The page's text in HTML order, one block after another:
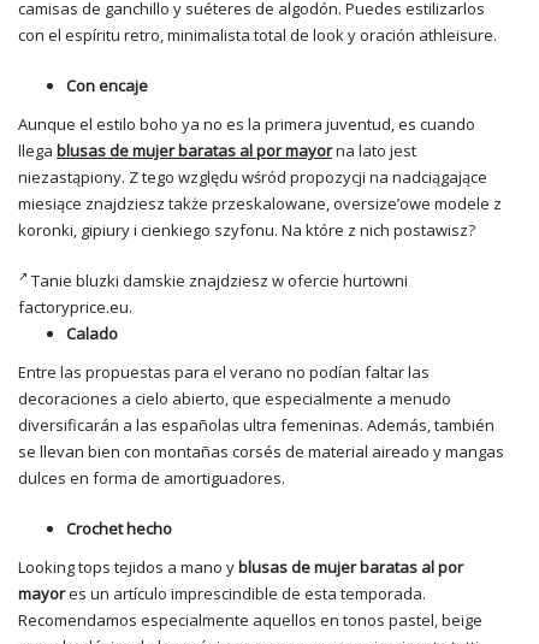
camisas de ganchillo y suéteres de algodón. Puedes estilizarlos
con el espíritu retro, minimalista total de look y oración athleisure.
Con encaje
Aunque el estilo boho ya no es la primera juventud, es cuando
llega blusas de mujer baratas al por mayorna lato jest
niezastąpiony. Z tego względu wśród propozycji na nadciągające
miesiące znajdziesz także przeskalowane, oversize’owe modele z
koronki, gipiury i cienkiego szyfonu. Na które z nich postawisz?
Tanie bluzki damskie znajdziesz w ofercie hurtowni
factoryprice.eu.
Calado
Entre las propuestas para el verano no podían faltar las
decoraciones a cielo abierto, que especialmente a menudo
diversificarán a las españolas ultra femeninas. Además, también
se llevan bien con montañas corsés de material aireado y mangas
dulces en forma de amortiguadores.
Crochet hecho
Looking tops tejidos a mano yblusas de mujer baratas al por
mayores un artículo imprescindible de esta temporada.
Recomendamos especialmente aquellos en tonos pastel, beige